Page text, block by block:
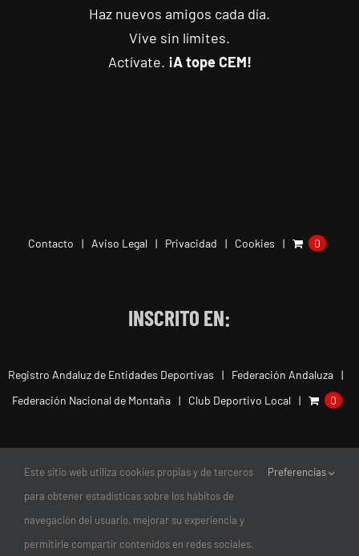
Haz nuevos amigos cada día.
Vive sin límites.
Actívate. ¡A tope CEM!
Contacto Aviso Legal Privacidad Cookies 0
INSCRITO EN:
Registro Andaluz de Entidades Deportivas
Federación Andaluza
Federación Nacional de Montaña
Club Deportivo Local 0
Este sitio web utiliza cookies propias y de terceros
para obtener estadísticas sobre los hábitos de
navegación del usuario, mejorar su experiencia y
permitirle compartir contenidos en redes sociales.
Preferencias